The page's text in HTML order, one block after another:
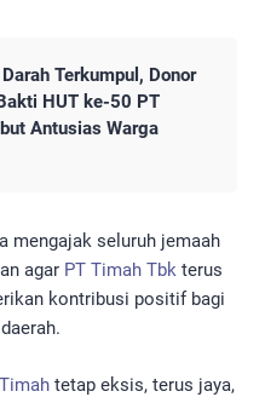
Terkumpul, Donor
HUT ke-50 PT
Antusias Warga
mengajak seluruh jemaah
agar PT Timah Tbk terus
kontribusi positif bagi
tetap eksis, terus jaya,